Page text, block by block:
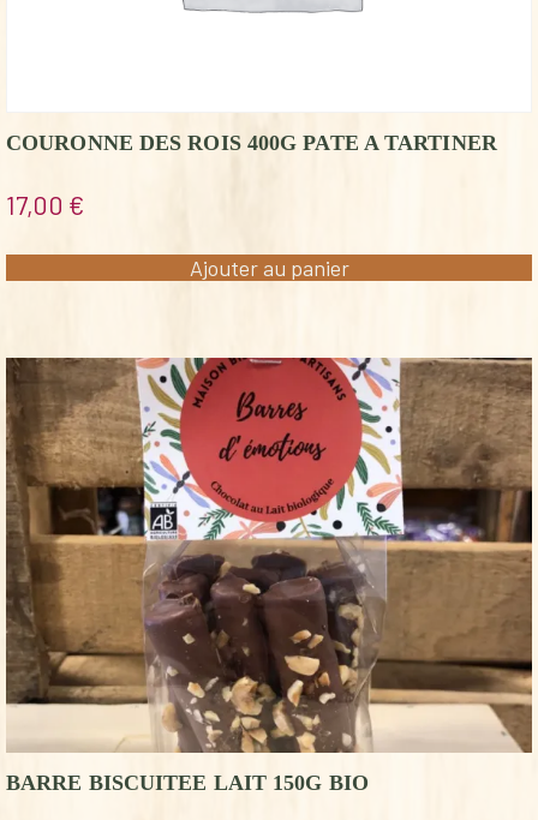
COURONNE DES ROIS 400G PATE A TARTINER
17,00 €
Ajouter au panier
BARRE BISCUITEE LAIT 150G BIO